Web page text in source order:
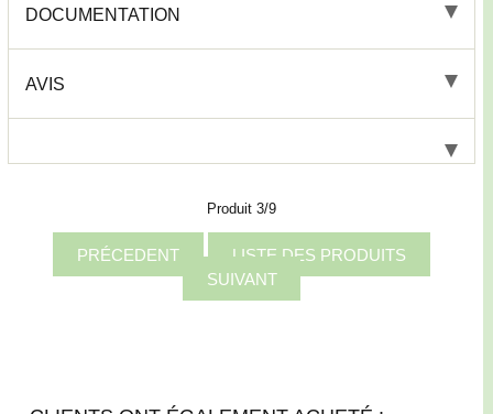
DOCUMENTATION
AVIS
Produit 3/9
PRÉCEDENT
LISTE DES PRODUITS
SUIVANT